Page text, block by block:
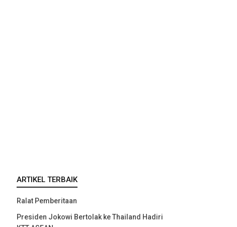
ARTIKEL TERBAIK
Ralat Pemberitaan
Presiden Jokowi Bertolak ke Thailand Hadiri